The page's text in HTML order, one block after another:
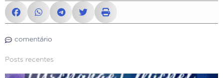
comentário
Posts recentes